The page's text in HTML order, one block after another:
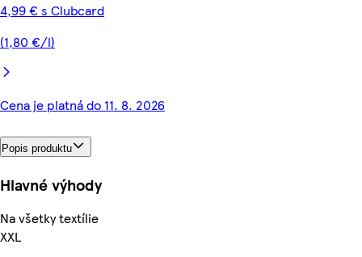
4,99 € s Clubcard
(1,80 €/l)
Cena je platná do 11. 8. 2026
Popis produktu
Hlavné výhody
Na všetky textílie
XXL